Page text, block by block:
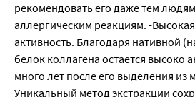
рекомендовать его даже тем
аллергическим реакциям. -
активность. Благодаря нативной
белок коллагена остается высоко
много лет после его выделения из
Уникальный метод экстракции